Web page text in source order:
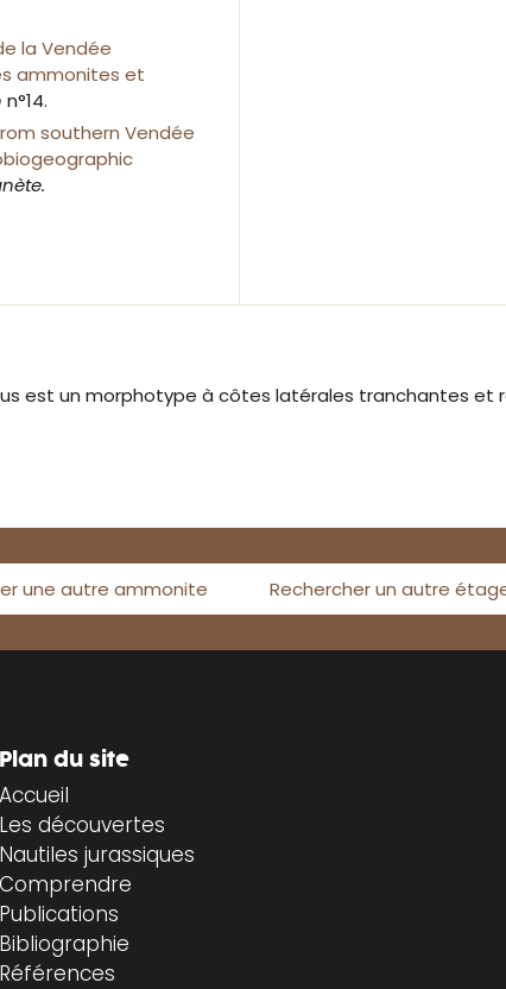
la Vendée
ammonites et
n°14.
southern Vendée
est un morphotype à côtes latérales tranchantes et
une autre ammonite Rechercher un autre
Plan du site
Accueil
Les découvertes
Nautiles jurassiques
Comprendre
Publications
Bibliographie
Références